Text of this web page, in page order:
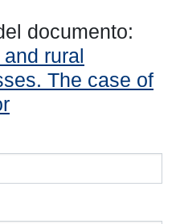
documento:
rural
The case of